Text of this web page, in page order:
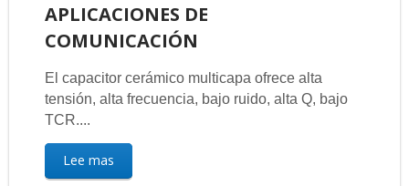
APLICACIONES DE
COMUNICACIÓN
El capacitor cerámico multicapa ofrece alta
tensión, alta frecuencia, bajo ruido, alta Q, bajo
TCR....
Lee mas